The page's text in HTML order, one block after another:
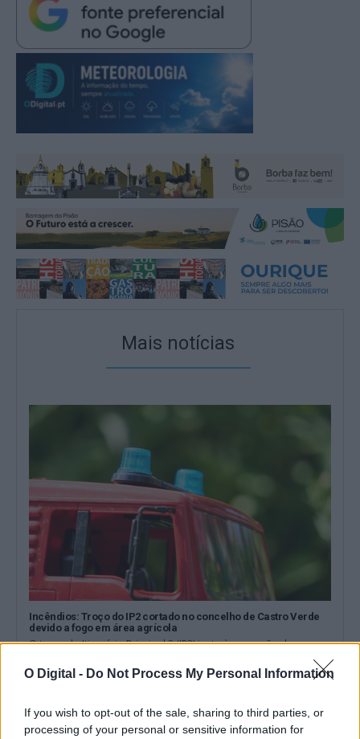
O Digital - Do Not Process My Personal Information
If you wish to opt-out of the sale, sharing to third parties, or
processing of your personal or sensitive information for
Mais notícias
Incêndios: Troço do IP2 cortado no concelho de Castro Verde
devido a fogo em área agrícola
O troço do Itinerário Principal 2 (IP2) junto à povoação de
4 Agosto, 2026 - 17:54